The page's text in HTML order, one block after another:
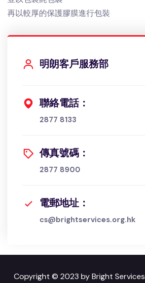
再以較厚的保護膠膜進行包裝
明朗客戶服務部
聯絡電話：
2877 8133
傳真號碼：
2877 8900
電郵地址：
cs@brightservices.org.hk
Copyright © 2023 by Bright